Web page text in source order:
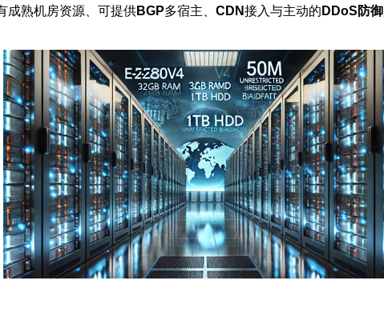
成熟机房资源、可提供BGP多宿主、 CDN接入与主动的 DDoS防御